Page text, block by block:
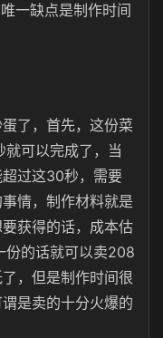
一缺点是制作时间
了，首先，这份菜
可以完成了，当
过这30秒，需要
情，制作材料就是
获得的话，成本估
份的话就可以卖208
，但是制作时间很
是卖的十分火爆的